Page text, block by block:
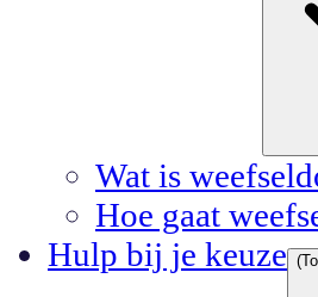
Wat is
Hoe gaat
Hulp bij je keuze